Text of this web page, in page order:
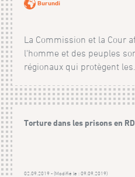
Burundi
La Commission et la Cour
l'homme et des peuples
régionaux qui protègent
Torture dans les prisons en
02.09.2019 - (Modifié le : 09.09.2019)